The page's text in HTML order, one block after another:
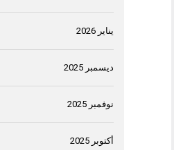
يناير 2026
ديسمبر 2025
نوفمبر 2025
أكتوبر 2025